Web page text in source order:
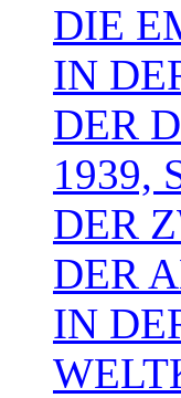
DIE
IN
DER
1939,
DER
DER
IN